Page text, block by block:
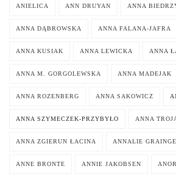
ANIELICA ANN DRUYAN ANNA
ANNA DĄBROWSKA ANNA FALANA-JAFRA
ANNA KUSIAK ANNA LEWICKA ANNA
ANNA M. GORGOLEWSKA ANNA MADEJAK
ANNA ROZENBERG ANNA SAKOWICZ
ANNA SZYMECZEK-PRZYBYŁO ANNA
ANNA ZGIERUN ŁACINA ANNALIE
ANNE BRONTE ANNIE JAKOBSEN